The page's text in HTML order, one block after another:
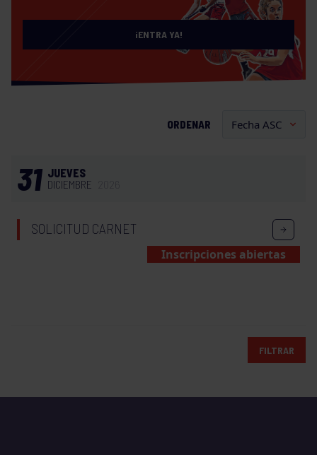
¡ENTRA YA!
ORDENAR
31 JUEVES
DICIEMBRE
SOLICITUD CARNET
Inscripciones abiertas
FILTRAR